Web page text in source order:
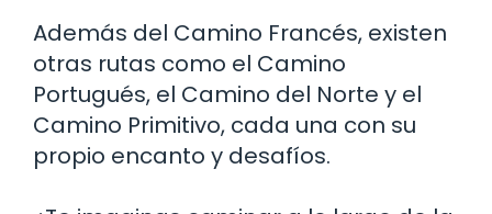
Además del Camino Francés, existen
otras rutas como el Camino
Portugués, el Camino del Norte y el
Camino Primitivo, cada una con su
propio encanto y desafíos.